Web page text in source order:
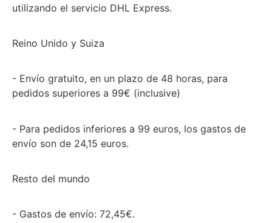
utilizando el servicio DHL Express.
Reino Unido y Suiza
- Envío gratuito, en un plazo de 48 horas, para
pedidos superiores a 99€ (inclusive)
- Para pedidos inferiores a 99 euros, los gastos de
envío son de 24,15 euros.
Resto del mundo
- Gastos de envío: 72,45€.